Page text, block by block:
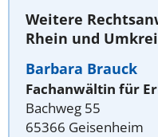
Weitere
Rhein und
Barbara Brauck
Fachanwältin für
Bachweg 55
65366 Geisenheim